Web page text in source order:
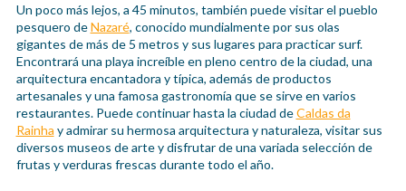
Un poco más lejos, a 45 minutos, también puede visitar el pueblo
pesquero deNazaré, conocido mundialmente por sus olas
gigantes de más de 5 metros y sus lugares para practicar surf.
Encontrará una playa increíble en pleno centro de la ciudad, una
arquitectura encantadora y típica, además de productos
artesanales y una famosa gastronomía que se sirve en varios
restaurantes. Puede continuar hasta la ciudad deCaldas da
Rainha y admirar su hermosa arquitectura y naturaleza, visitar sus
diversos museos de arte y disfrutar de una variada selección de
frutas y verduras frescas durante todo el año.